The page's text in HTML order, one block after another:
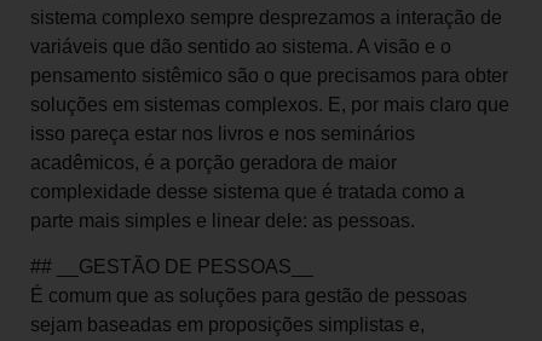
sistema complexo sempre desprezamos a interação de
variáveis que dão sentido ao sistema. A visão e o
pensamento sistêmico são o que precisamos para obter
soluções em sistemas complexos. E, por mais claro que
isso pareça estar nos livros e nos seminários
acadêmicos, é a porção geradora de maior
complexidade desse sistema que é tratada como a
parte mais simples e linear dele: as pessoas.
## __GESTÃO DE PESSOAS__
É comum que as soluções para gestão de pessoas
sejam baseadas em proposições simplistas e,